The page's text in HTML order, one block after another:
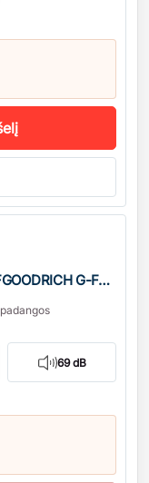
BF GOODRICH BFGOODRICH G-Force Winter2 SUV
69 dB